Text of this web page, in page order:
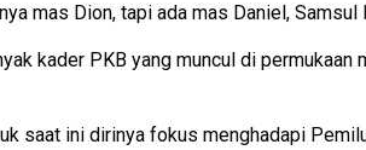
mas Dion, tapi ada mas Daniel,
kader PKB yang muncul di
saat ini dirinya fokus menghadapi